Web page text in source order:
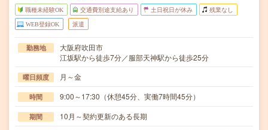
職種未経験OK 交通費別途支給あり 土日祝日が休み 残業なし
WEB登録OK 派遣
勤務地
大阪府吹田市
江坂駅から徒歩7分／服部天神駅から徒歩25分
曜日頻度 月～金
時間 9:00～17:30（休憩45分、実働7時間45分）
期間 10月～契約更新のある長期